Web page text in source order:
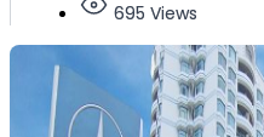
695 Views